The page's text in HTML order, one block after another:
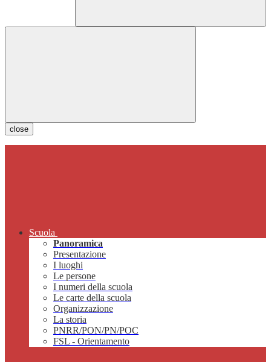
close
Scuola
Panoramica
Presentazione
I luoghi
Le persone
I numeri della scuola
Le carte della scuola
Organizzazione
La storia
PNRR/PON/PN/POC
FSL - Orientamento